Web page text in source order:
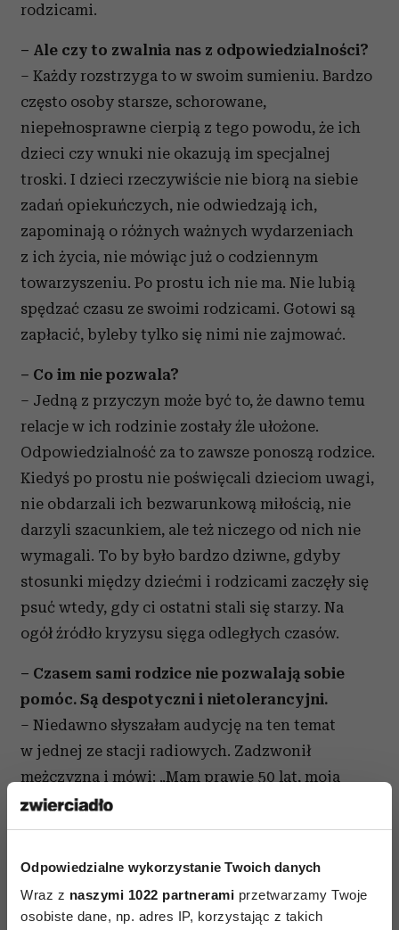
Odpowiedzialne wykorzystanie Twoich danych
Wraz z naszymi 1022 partnerami przetwarzamy Twoje
osobiste dane, np. adres IP, korzystając z takich
rodzicami.
– Ale czy to zwalnia nas z odpowiedzialności?
– Każdy rozstrzyga to w swoim sumieniu. Bardzo
często osoby starsze, schorowane,
niepełnosprawne cierpią z tego powodu, że ich
dzieci czy wnuki nie okazują im specjalnej
troski. I dzieci rzeczywiście nie biorą na siebie
zadań opiekuńczych, nie odwiedzają ich,
zapominają o różnych ważnych wydarzeniach
z ich życia, nie mówiąc już o codziennym
towarzyszeniu. Po prostu ich nie ma. Nie lubią
spędzać czasu ze swoimi rodzicami. Gotowi są
zapłacić, byleby tylko się nimi nie zajmować.
– Co im nie pozwala?
– Jedną z przyczyn może być to, że dawno temu
relacje w ich rodzinie zostały źle ułożone.
Odpowiedzialność za to zawsze ponoszą rodzice.
Kiedyś po prostu nie poświęcali dzieciom uwagi,
nie obdarzali ich bezwarunkową miłością, nie
darzyli szacunkiem, ale też niczego od nich nie
wymagali. To by było bardzo dziwne, gdyby
stosunki między dziećmi i rodzicami zaczęły się
psuć wtedy, gdy ci ostatni stali się starzy. Na
ogół źródło kryzysu sięga odległych czasów.
– Czasem sami rodzice nie pozwalają sobie
pomóc. Są despotyczni i nietolerancyjni.
– Niedawno słyszałam audycję na ten temat
w jednej ze stacji radiowych. Zadzwonił
mężczyzna i mówi: „Mam prawie 50 lat, moja
matka ponad 70, a nie możemy się dogadać. Ja
nawet gotów byłbym ją odwiedzać, ale kiedy
krytykowała moich poglądów, obraziła się. Nigdy
mnie nie słuchała, teraz też wszystko wie